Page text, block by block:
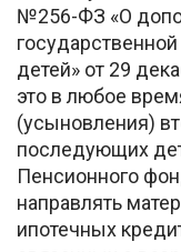
№256-ФЗ «О
детей» от 29
это в любое
(усыновления)
последующих
Пенсионного
направлять
ипотечных